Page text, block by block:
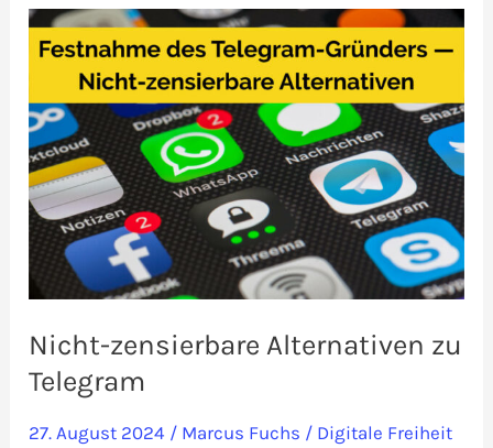
steigt
seit
Durov-
Festnahme
Nicht-zensierbare Alternativen zu
Telegram
27. August 2024 / Marcus Fuchs / Digitale Freiheit